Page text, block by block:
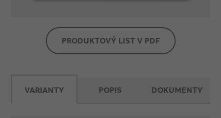
PRODUKTOVÝ LIST V PDF
VARIANTY POPIS DOKUMENTY